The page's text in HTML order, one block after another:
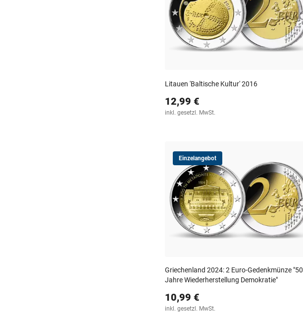
Litauen 'Baltische Kultur' 2016
12,99 €
inkl. gesetzl. MwSt.
Einzelangebot
Griechenland 2024: 2 Euro-Gedenkmünze "50
Jahre Wiederherstellung Demokratie"
10,99 €
inkl. gesetzl. MwSt.